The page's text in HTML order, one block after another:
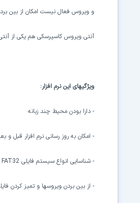
و ویروس فعال نیست امکان از بین
آنتی ویروس کاسپرسکی هم یکی از
ویژگیهای این نرم افزار:
- دارا بودن محیط چند زبانه
- امکان به روز رسانی نرم افزار قبل
- شناسایی انواع سیستم فایلی FAT32
- از بین بردن ویروسها و تمیز کردن